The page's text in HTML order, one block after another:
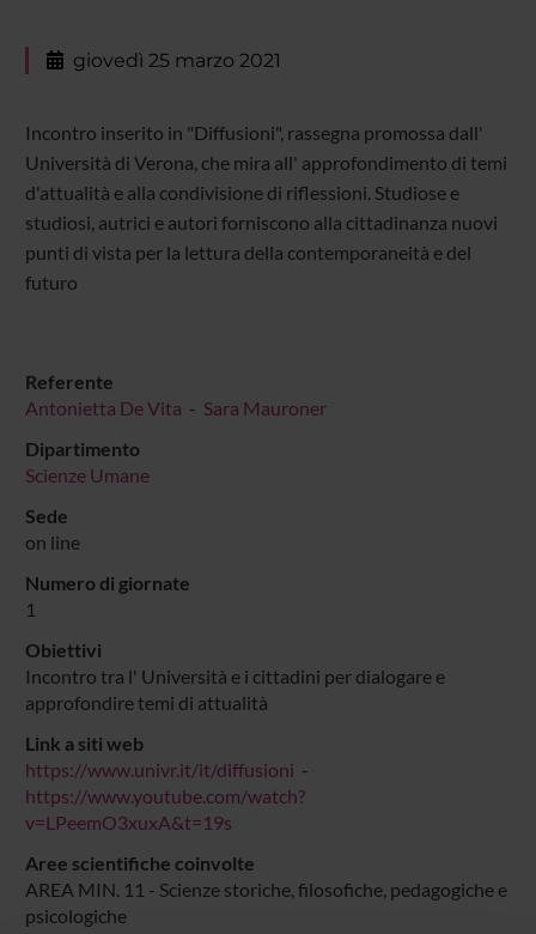
giovedì 25 marzo 2021
Incontro inserito in "Diffusioni", rassegna promossa dall'
Università di Verona, che mira all' approfondimento di temi
d'attualità e alla condivisione di riflessioni. Studiose e
studiosi, autrici e autori forniscono alla cittadinanza nuovi
punti di vista per la lettura della contemporaneità e del
futuro
Referente
Antonietta De Vita - Sara Mauroner
Dipartimento
Scienze Umane
Sede
on line
Numero di giornate
1
Obiettivi
Incontro tra l' Università e i cittadini per dialogare e
approfondire temi di attualità
Link a siti web
https://www.univr.it/it/diffusioni -
https://www.youtube.com/watch?
v=LPeemO3xuxA&t=19s
Aree scientifiche coinvolte
AREA MIN. 11 - Scienze storiche, filosofiche, pedagogiche e
psicologiche